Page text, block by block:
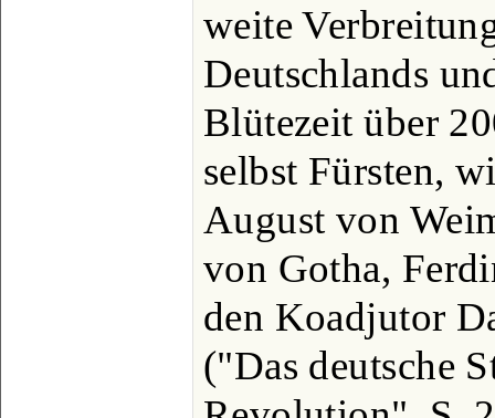
weite
Deutschlands
Blütezeit über
selbst Fürsten,
August von
von Gotha,
den Koadjutor
("Das deutsche